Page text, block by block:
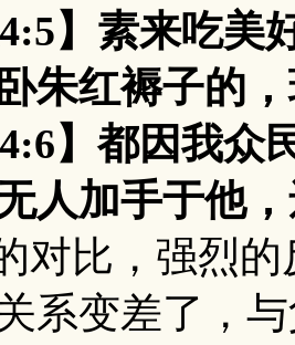
素来吃美好
朱红褥子的
都因我众民
人加手于他
比，强烈的
系变差了，